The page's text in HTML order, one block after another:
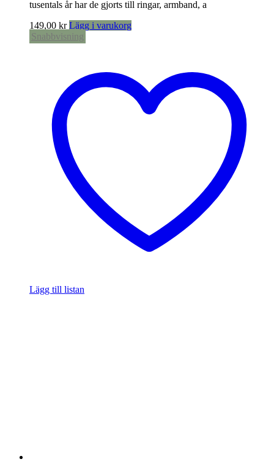
tusentals år har de gjorts till ringar, armband, a
149,00 kr Lägg i varukorg
Snabbvisning
Lägg till listan